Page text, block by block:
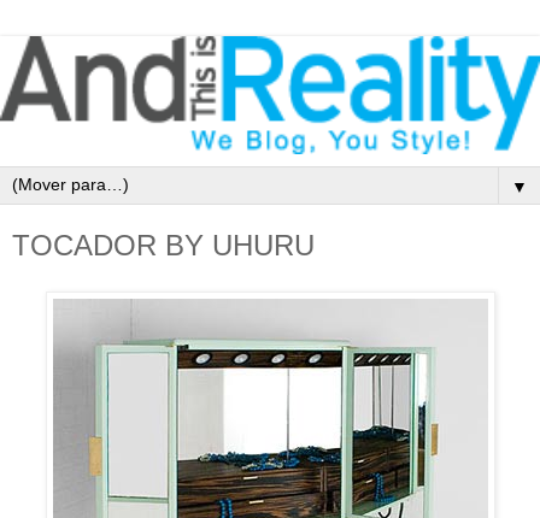
▼
TOCADOR BY UHURU